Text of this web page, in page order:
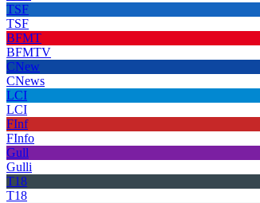
TSF
TSF
BFMT
BFMTV
CNew
CNews
LCI
LCI
FInf
FInfo
Gull
Gulli
T18
T18